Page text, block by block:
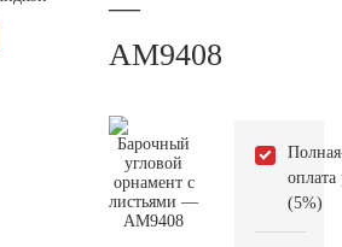
—
AM9408
Полная
оплата
(5%)